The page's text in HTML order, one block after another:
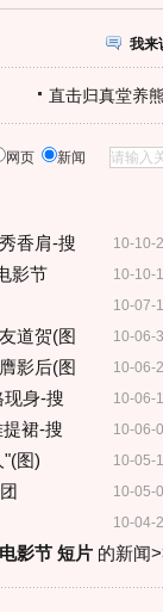
我来
直击归真堂养
网页 新闻
10-10-
香肩-搜
10-10-
影节
10-07-
10-06-
道贺(图
10-06-
影后(图
10-06-
身-搜
10-06-
裙-搜
10-05-
图)
10-05-
10-04-
电影节 短片的新闻